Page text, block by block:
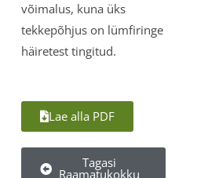
võimalus, kuna üks
tekkepõhjus on lümfiringe
häiretest tingitud.
Lae alla PDF
Tagasi
Raamatukokku